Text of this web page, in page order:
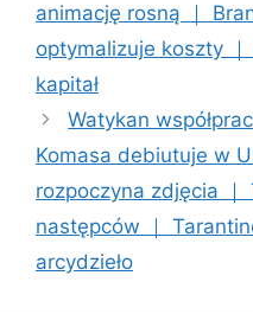
animację rosną ｜
optymalizuje koszty
kapitał
Watykan
Komasa debiutuje w
rozpoczyna zdjęcia ｜
następców ｜
arcydzieło